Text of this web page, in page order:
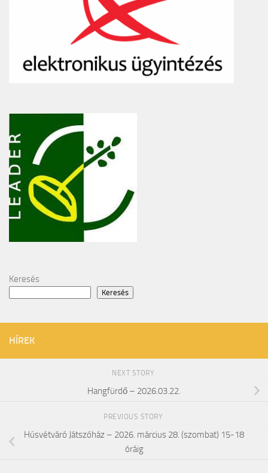
Keresés
Keresés
HÍREK
NEXT STORY
Hangfürdő – 2026.03.22.
PREVIOUS STORY
Húsvétváró Játszóház – 2026. március 28. (szombat) 15-18
óráig